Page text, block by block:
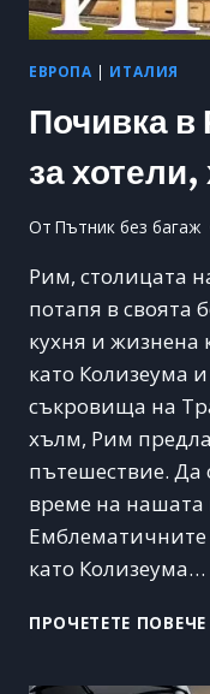
ЕВРОПА | ИТАЛИЯ
Почивка
за
От Пътник без багаж
Рим, столицата
потапя в своята
кухня и жизнена
като Колизеума
съкровища на
хълм, Рим
пътешествие. Да
време на
Емблематичните
като Колизеума…
ПРОЧЕТЕТЕ ПОВЕЧЕ